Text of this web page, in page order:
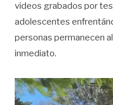
videos grabados por
adolescentes
personas permanecen
inmediato.
Reproductor
de